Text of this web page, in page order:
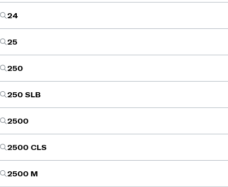
24
25
250
250 SLB
2500
2500 CLS
2500 M